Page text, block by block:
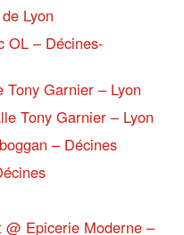
Lyon
OL – Décines-
Garnier – Lyon
Tony Garnier – Lyon
– Décines
@ Epicerie Moderne –